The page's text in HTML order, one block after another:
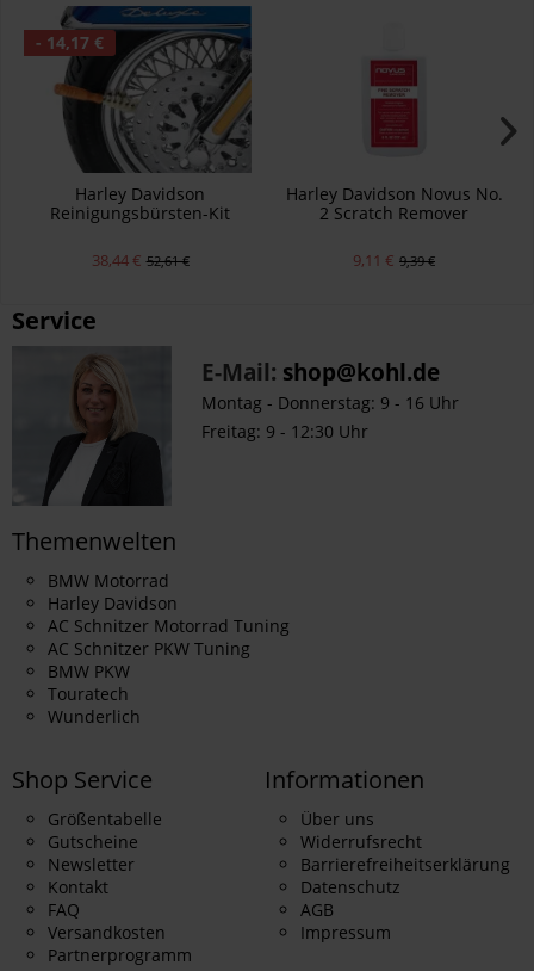
- 14,17 €
Harley Davidson
Reinigungsbürsten-Kit
38,44 € 52,61 €
Harley Davidson Novus No.
2 Scratch Remover
9,11 € 9,39 €
Service
E-Mail: shop@kohl.de
Montag - Donnerstag: 9 - 16 Uhr
Freitag: 9 - 12:30 Uhr
Themenwelten
BMW Motorrad
Harley Davidson
AC Schnitzer Motorrad Tuning
AC Schnitzer PKW Tuning
BMW PKW
Touratech
Wunderlich
Shop Service
Größentabelle
Gutscheine
Newsletter
Kontakt
FAQ
Versandkosten
Partnerprogramm
Informationen
Über uns
Widerrufsrecht
Barrierefreiheitserklärung
Datenschutz
AGB
Impressum